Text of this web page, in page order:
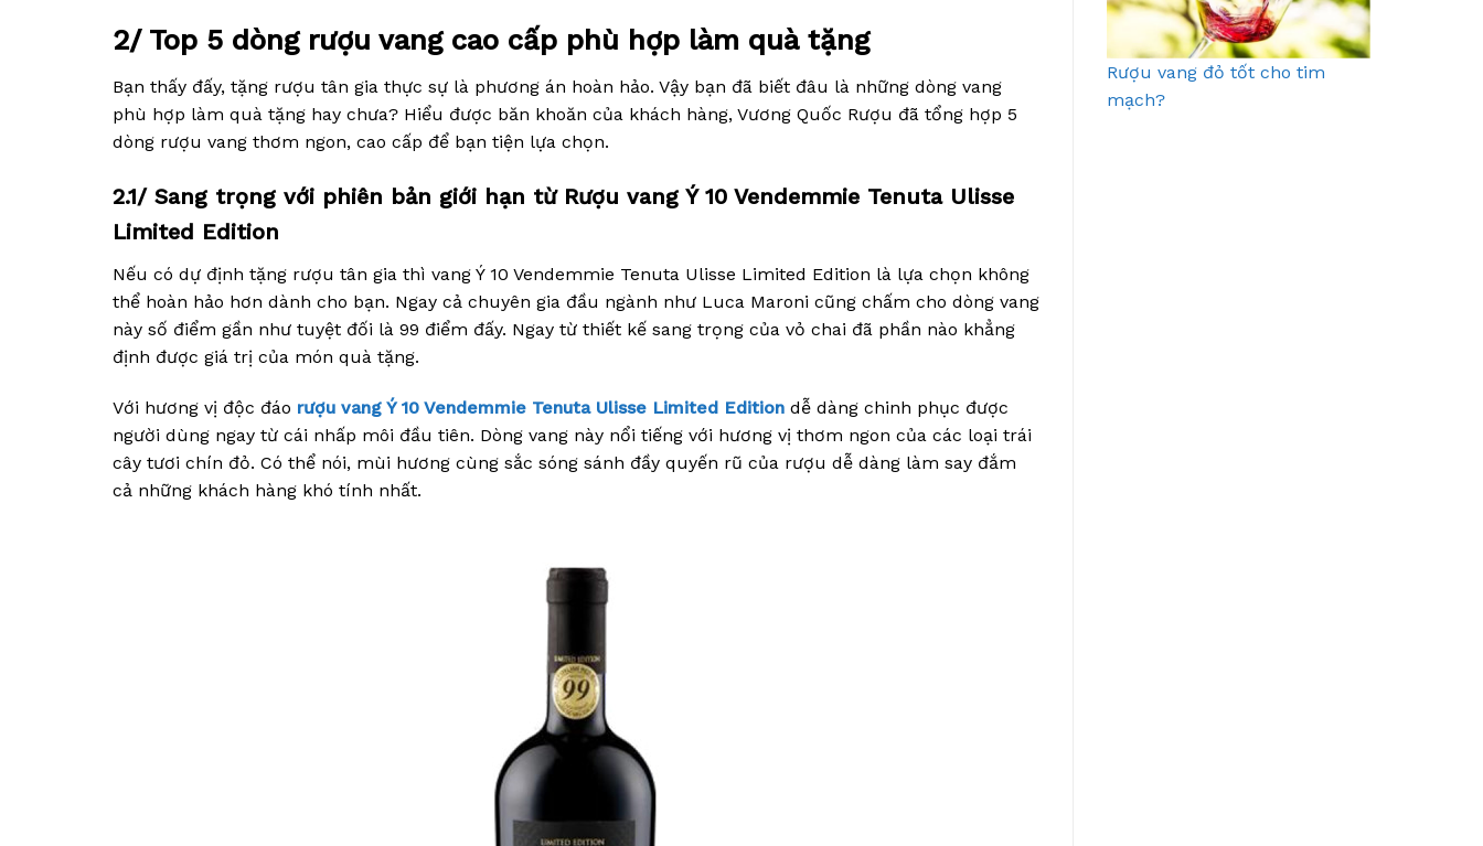
2/ Top 5 dòng rượu vang cao cấp phù hợp làm quà tặng
Bạn thấy đấy, tặng rượu tân gia thực sự là phương án hoàn hảo. Vậy bạn đã biết đâu là những dòng vang
phù hợp làm quà tặng hay chưa? Hiểu được băn khoăn của khách hàng, Vương Quốc Rượu đã tổng hợp 5
dòng rượu vang thơm ngon, cao cấp để bạn tiện lựa chọn.
2.1/ Sang trọng với phiên bản giới hạn từ Rượu vang Ý 10 Vendemmie Tenuta Ulisse
Limited Edition
Nếu có dự định tặng rượu tân gia thì vang Ý 10 Vendemmie Tenuta Ulisse Limited Edition là lựa chọn không
thể hoàn hảo hơn dành cho bạn. Ngay cả chuyên gia đầu ngành như Luca Maroni cũng chấm cho dòng vang
này số điểm gần như tuyệt đối là 99 điểm đấy. Ngay từ thiết kế sang trọng của vỏ chai đã phần nào khẳng
định được giá trị của món quà tặng.
Với hương vị độc đáo rượu vang Ý 10 Vendemmie Tenuta Ulisse Limited Edition dễ dàng chinh phục được
người dùng ngay từ cái nhấp môi đầu tiên. Dòng vang này nổi tiếng với hương vị thơm ngon của các loại trái
cây tươi chín đỏ. Có thể nói, mùi hương cùng sắc sóng sánh đầy quyến rũ của rượu dễ dàng làm say đắm
cả những khách hàng khó tính nhất.
Rượu vang đỏ tốt cho tim
mạch?